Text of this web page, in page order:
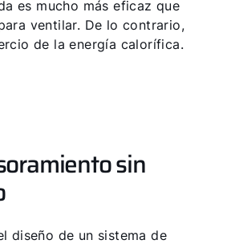
es mucho más eficaz que
ventilar. De lo contrario,
de la energía calorífica.
sin
diseño de un sistema de